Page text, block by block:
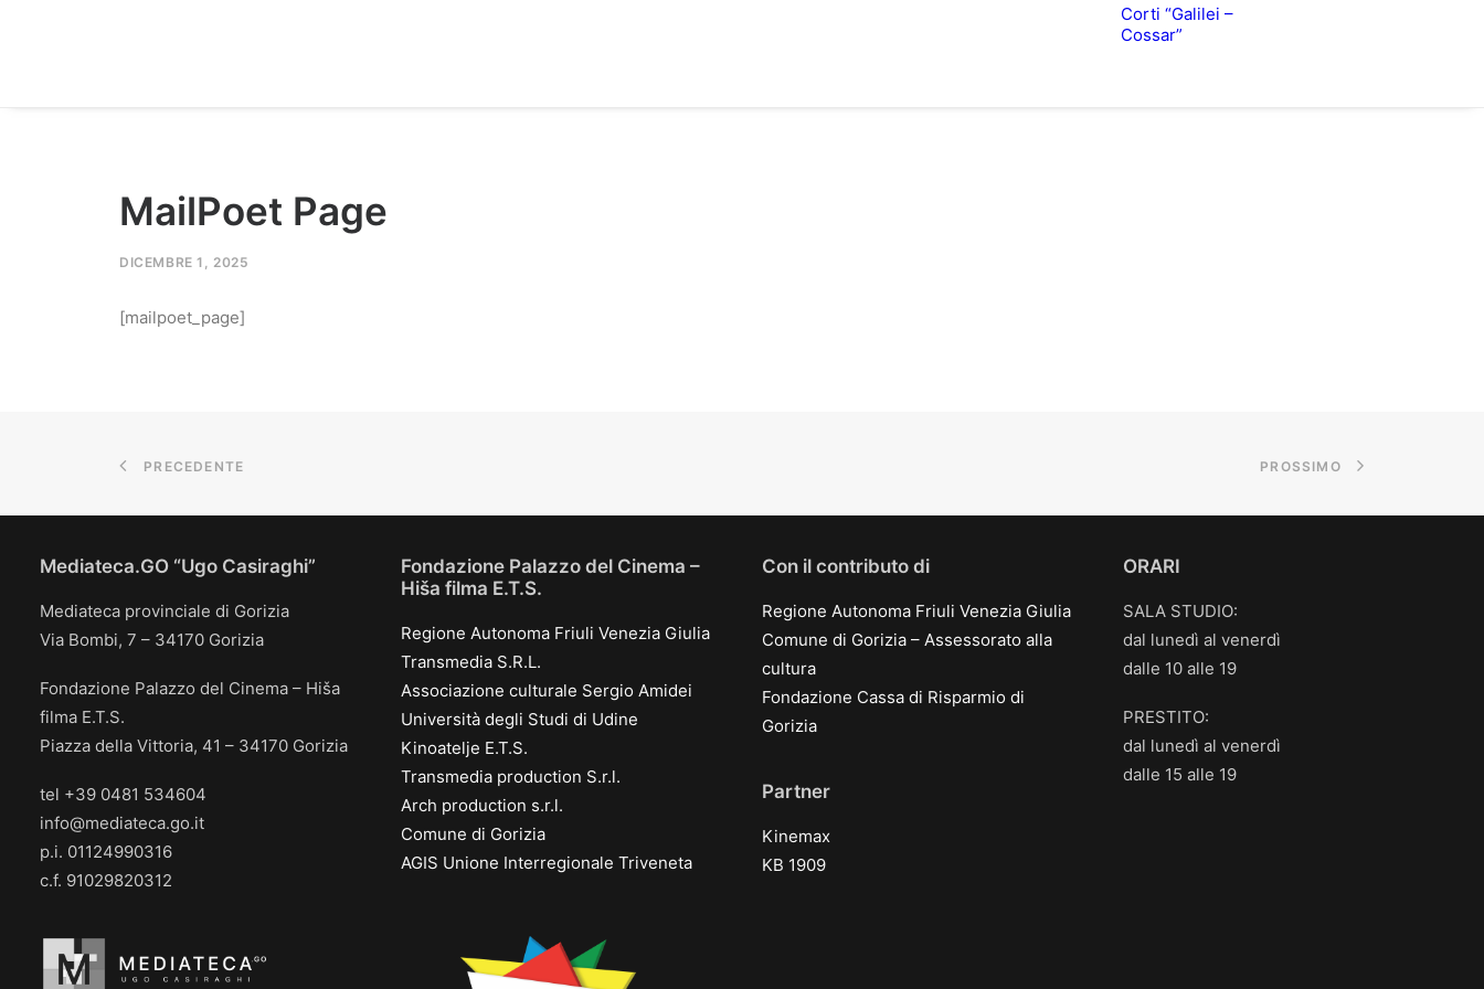
Corti “Galilei –
Cossar”
MailPoet Page
DICEMBRE 1, 2025
[mailpoet_page]
PRECEDENTE PROSSIMO
Mediateca.GO “Ugo Casiraghi”
Mediateca provinciale di Gorizia
Via Bombi, 7 – 34170 Gorizia
Fondazione Palazzo del Cinema – Hiša
filma E.T.S.
Piazza della Vittoria, 41 – 34170 Gorizia
tel +39 0481 534604
info@mediateca.go.it
p.i. 01124990316
c.f. 91029820312
Fondazione Palazzo del Cinema –
Hiša filma E.T.S.
Regione Autonoma Friuli Venezia Giulia
Transmedia S.R.L.
Associazione culturale Sergio Amidei
Università degli Studi di Udine
Kinoatelje E.T.S.
Transmedia production S.r.l.
Arch production s.r.l.
Comune di Gorizia
AGIS Unione Interregionale Triveneta
Con il contributo di
Regione Autonoma Friuli Venezia Giulia
Comune di Gorizia – Assessorato alla
cultura
Fondazione Cassa di Risparmio di
Gorizia
Partner
Kinemax
KB 1909
ORARI
SALA STUDIO:
dal lunedì al venerdì
dalle 10 alle 19
PRESTITO:
dal lunedì al venerdì
dalle 15 alle 19